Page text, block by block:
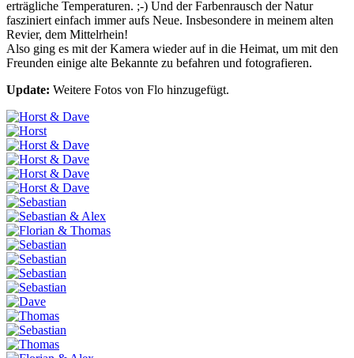
erträgliche Temperaturen. ;-) Und der Farbenrausch der Natur
fasziniert einfach immer aufs Neue. Insbesondere in meinem alten
Revier, dem Mittelrhein!
Also ging es mit der Kamera wieder auf in die Heimat, um mit den
Freunden einige alte Bekannte zu befahren und fotografieren.
Update: Weitere Fotos von Flo hinzugefügt.